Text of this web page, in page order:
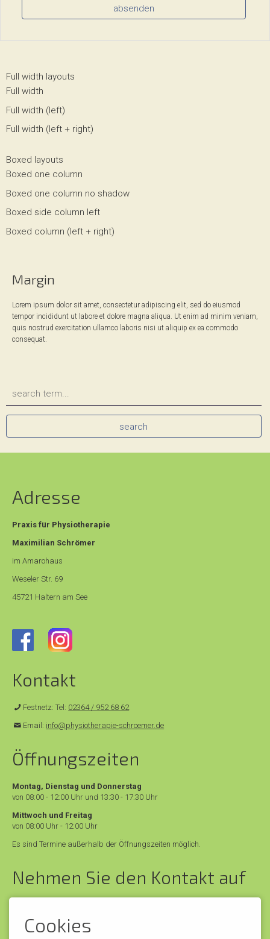
absenden
Navigation
überspringen
Full width layouts
Full width
Full width (left)
Full width (left + right)
Boxed layouts
Boxed one column
Boxed one column no shadow
Boxed side column left
Boxed column (left + right)
Margin
Lorem ipsum dolor sit amet, consectetur adipiscing elit, sed do eiusmod
tempor incididunt ut labore et dolore magna aliqua. Ut enim ad minim veniam,
quis nostrud exercitation ullamco laboris nisi ut aliquip ex ea commodo
consequat.
search
Adresse
Praxis für Physiotherapie
Maximilian Schrömer
im Amarohaus
Weseler Str. 69
45721 Haltern am See
Kontakt
Festnetz: Tel: 02364 / 952 68 62
Email: info@physiotherapie-schroemer.de
Öffnungszeiten
Montag, Dienstag und Donnerstag
von 08:00 - 12:00 Uhr und 13:30 - 17:30 Uhr
Mittwoch und Freitag
von 08:00 Uhr - 12:00 Uhr
Es sind Termine außerhalb der Öffnungszeiten möglich.
Nehmen Sie den Kontakt auf
Cookies